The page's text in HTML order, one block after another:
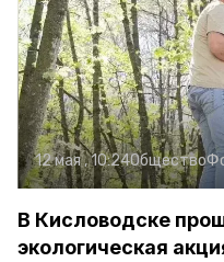
12 мая , 10:24Общество
В Кисловодске
экологическая